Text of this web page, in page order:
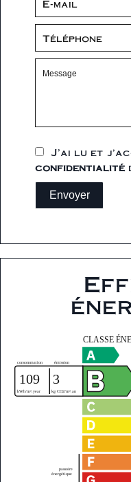
J’ai lu et
confidentialité
Envoyer